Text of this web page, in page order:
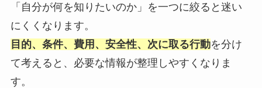
「自分が何を知りたいのか」を一つに絞ると迷い
にくくなります。
目的、条件、費用、安全性、次に取る行動を分け
て考えると、必要な情報が整理しやすくなりま
す。